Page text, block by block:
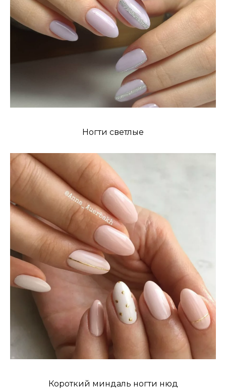
Ногти светлые
Короткий миндаль ногти нюд